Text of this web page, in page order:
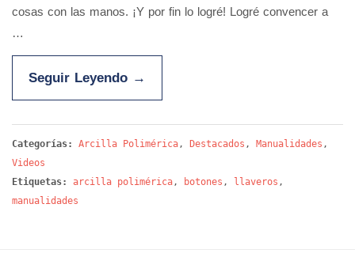
cosas con las manos. ¡Y por fin lo logré! Logré convencer a
…
Seguir Leyendo →
Categorías: Arcilla Polimérica , Destacados , Manualidades ,
Videos
Etiquetas:
arcilla polimérica , botones , llaveros ,
manualidades